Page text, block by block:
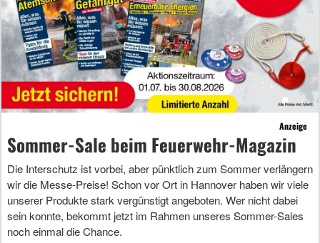
Anzeige
Sommer-Sale beim Feuerwehr-Magazin
Die Interschutz ist vorbei, aber pünktlich zum Sommer verlängern
wir die Messe-Preise! Schon vor Ort in Hannover haben wir viele
unserer Produkte stark vergünstigt angeboten. Wer nicht dabei
sein konnte, bekommt jetzt im Rahmen unseres Sommer-Sales
noch einmal die Chance.